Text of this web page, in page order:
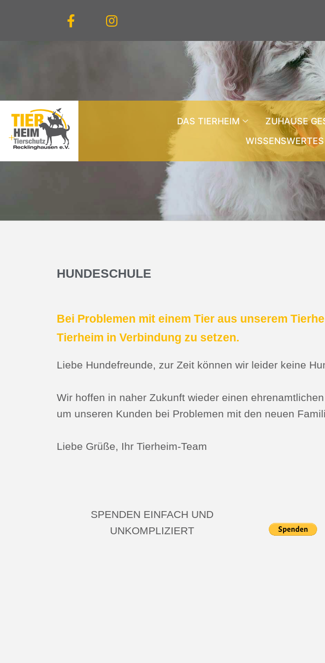
DAS TIERHEIM ZUHAUSE
WISSENSWERTES
HUNDESCHULE
Bei Problemen mit einem Tier aus unserem
Tierheim in Verbindung zu setzen.
Liebe Hundefreunde, zur Zeit können wir leider keine
Wir hoffen in naher Zukunft wieder einen
um unseren Kunden bei Problemen mit den neuen
Liebe Grüße, Ihr Tierheim-Team
SPENDEN EINFACH UND
UNKOMPLIZIERT